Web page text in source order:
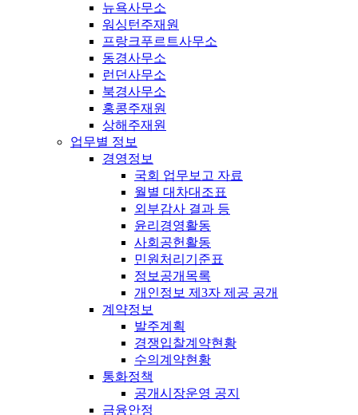
뉴욕사무소
워싱턴주재원
프랑크푸르트사무소
동경사무소
런던사무소
북경사무소
홍콩주재원
상해주재원
업무별 정보
경영정보
국회 업무보고 자료
월별 대차대조표
외부감사 결과 등
윤리경영활동
사회공헌활동
민원처리기준표
정보공개목록
개인정보 제3자 제공 공개
계약정보
발주계획
경쟁입찰계약현황
수의계약현황
통화정책
공개시장운영 공지
금융안정